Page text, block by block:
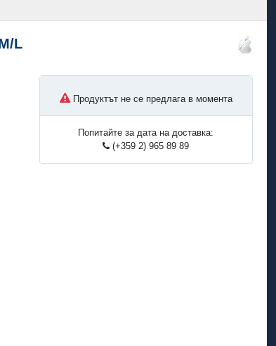
L
Продуктът не се предлага в момента
Попитайте за дата на доставка:
(+359 2) 965 89 89